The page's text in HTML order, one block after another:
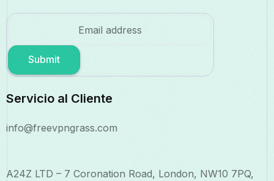
Submit
Servicio al Cliente
info@freevpngrass.com
A24Z LTD – 7 Coronation Road, London, NW10 7PQ,